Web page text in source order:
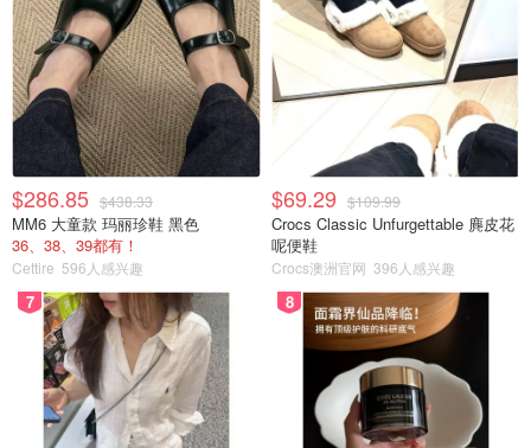
$286.85 $438.33
MM6 大童款 玛丽珍鞋 黑色
36、38、39都有！
Cettire 596人感兴趣
$69.29 $109.99
Crocs Classic Unfurgettable 麂皮花
呢便鞋
Crocs澳洲官网 396人感兴趣
7 8